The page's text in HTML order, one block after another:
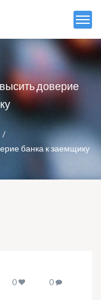
доверие
банка к заемщику
0 0